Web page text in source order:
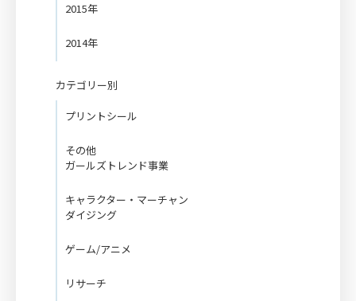
2015年
2014年
カテゴリー別
プリントシール
その他
ガールズトレンド事業
キャラクター・マーチャン
ダイジング
ゲーム/アニメ
リサーチ